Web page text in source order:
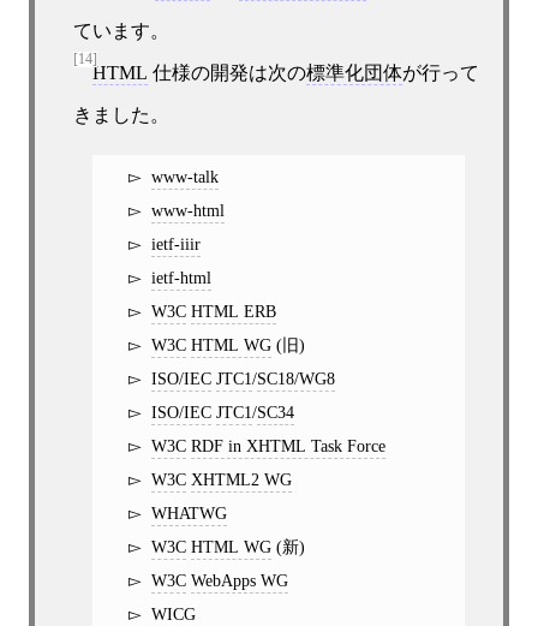
ています。
[14]
HTML 仕様の開発は次の標準化団体が行って
きました。
www-talk
www-html
ietf-iiir
ietf-html
W3C HTML ERB
W3C HTML WG (旧)
ISO/IEC JTC1/SC18/WG8
ISO/IEC JTC1/SC34
W3C RDF in XHTML Task Force
W3C XHTML2 WG
WHATWG
W3C HTML WG (新)
W3C WebApps WG
WICG